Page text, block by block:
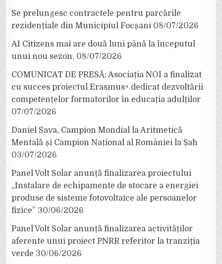
Se prelungesc contractele pentru parcările
rezidențiale din Municipiul Focșani 08/07/2026
AI Citizens mai are două luni până la începutul
unui nou sezon. 08/07/2026
COMUNICAT DE PRESĂ: Asociația NOI a finalizat
cu succes proiectul Erasmus+ dedicat dezvoltării
competențelor formatorilor în educația adulților
07/07/2026
Daniel Sava, Campion Mondial la Aritmetică
Mentală și Campion Național al României la Șah
03/07/2026
Panel Volt Solar anunță finalizarea proiectului
„Instalare de echipamente de stocare a energiei
produse de sisteme fotovoltaice ale persoanelor
fizice” 30/06/2026
Panel Volt Solar anunță finalizarea activităților
aferente unui proiect PNRR referitor la tranziția
verde 30/06/2026